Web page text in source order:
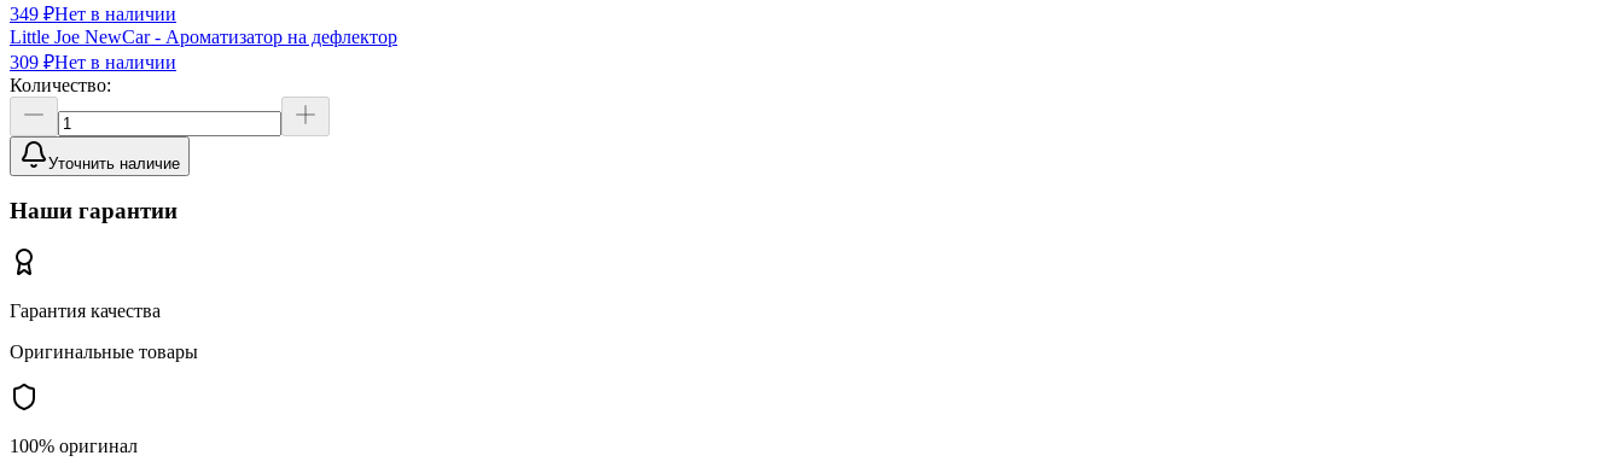
349 ₽Нет в наличии
Little Joe NewCar - Ароматизатор на дефлектор
309 ₽Нет в наличии
Количество:
Уточнить наличие
Наши гарантии
Гарантия качества
Оригинальные товары
100% оригинал